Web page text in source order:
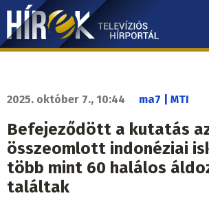
Ugrás
tartalomra
Hírek.sk
navigáció
2025. október 7., 10:44 ma7 | MTI
Befejeződött a kutatás
összeomlott indonéziai
több mint 60 halálos
találtak